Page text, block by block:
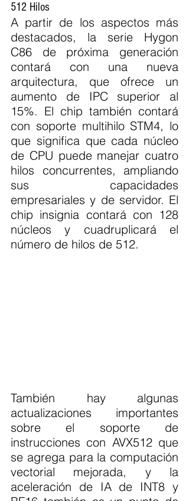
512 Hilos
A partir de los aspectos más
destacados, la serie Hygon
C86 de próxima generación
contará con una nueva
arquitectura, que ofrece un
aumento de IPC superior al
15%. El chip también contará
con soporte multihilo STM4, lo
que significa que cada núcleo
de CPU puede manejar cuatro
hilos concurrentes, ampliando
sus capacidades
empresariales y de servidor. El
chip insignia contará con 128
núcleos y cuadruplicará el
número de hilos de 512.
También hay algunas
actualizaciones importantes
sobre el soporte de
instrucciones con AVX512 que
se agrega para la computación
vectorial mejorada, y la
aceleración de IA de INT8 y